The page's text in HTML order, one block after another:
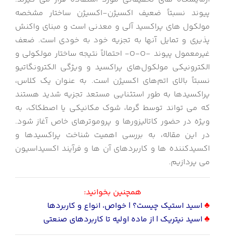
پیوند نسبتاً ضعیف اکسیژن-اکسیژن ساختار مشخصه
مولکول های پراکسید آلی و معدنی است و مبنای واکنش
پذیری و تمایل آنها به تجزیه خود به خودی است. ضعف
غیرمعمول پیوند -O-O- احتمالاً نتیجه ساختار مولکولی و
الکترونیکی مولکول‌های پراکسید و ویژگی الکترونگاتیو
نسبتاً بالای اتم‌های اکسیژن است. به عنوان یک کلاس،
پراکسیدها به طور استثنایی مستعد تجزیه شدید هستند
که می تواند توسط گرما، شوک مکانیکی یا اصطکاک، به
ویژه در حضور کاتالیزورها و پروموترهای خاص آغاز شود.
در این مقاله، به بررسی اهمیت شناخت پراکسیدها و
اکسیدکننده ها و کاربردهای آن ها و فرآیند اکسیداسیون
می پردازیم.
همچنین بخوانید:
♣ اسید استیک چیست؟ | خواص، انواع و کاربردها
♣ اسید نیتریک | از ماده اولیه تا کاربردهای صنعتی